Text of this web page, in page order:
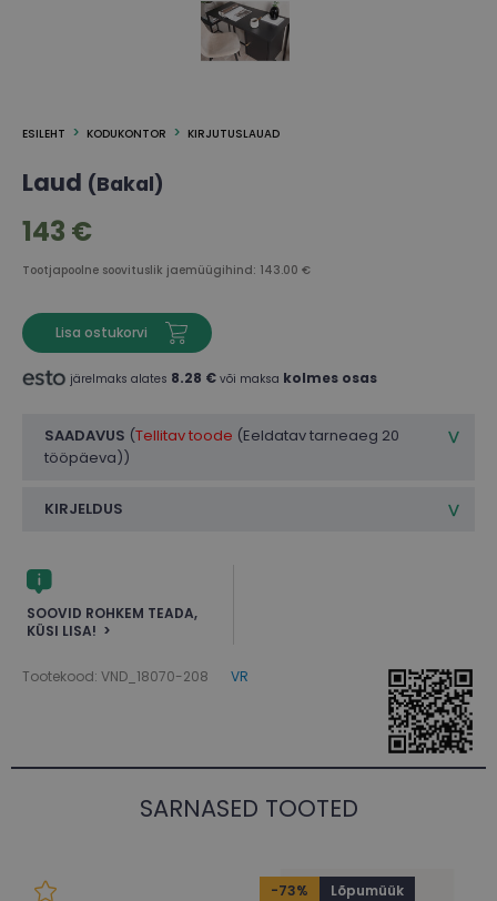
ESILEHT KODUKONTOR KIRJUTUSLAUAD
Laud (Bakal)
143 €
Tootjapoolne soovituslik jaemüügihind: 143.00 €
Lisa ostukorvi
järelmaks alates 8.28 €või maksa kolmes osas
SAADAVUS (Tellitav toode (Eeldatav tarneaeg 20
tööpäeva))
KIRJELDUS
SOOVID ROHKEM TEADA,
KÜSI LISA!
Tootekood: VND_18070-208 VR
SARNASED TOOTED
-73% Lõpumüük